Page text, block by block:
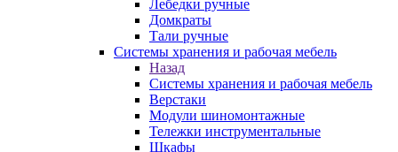
Лебедки ручные
Домкраты
Тали ручные
Системы хранения и рабочая мебель
Назад
Системы хранения и рабочая мебель
Верстаки
Модули шиномонтажные
Тележки инструментальные
Шкафы